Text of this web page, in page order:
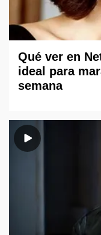
Qué ver en
ideal para
semana